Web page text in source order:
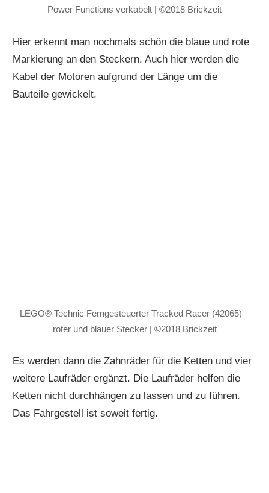
Power Functions verkabelt | ©2018 Brickzeit
Hier erkennt man nochmals schön die blaue und rote
Markierung an den Steckern. Auch hier werden die
Kabel der Motoren aufgrund der Länge um die
Bauteile gewickelt.
LEGO® Technic Ferngesteuerter Tracked Racer (42065) –
roter und blauer Stecker | ©2018 Brickzeit
Es werden dann die Zahnräder für die Ketten und vier
weitere Laufräder ergänzt. Die Laufräder helfen die
Ketten nicht durchhängen zu lassen und zu führen.
Das Fahrgestell ist soweit fertig.